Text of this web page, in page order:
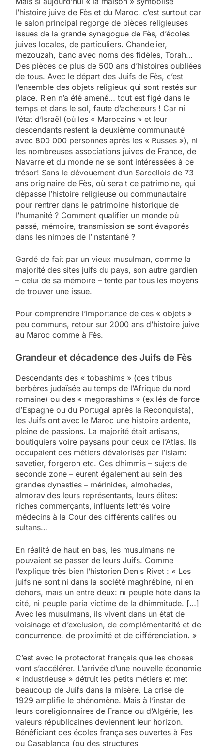
l’histoire juive de Fès et du Maroc, c’est surtout car
le salon principal regorge de pièces religieuses
issues de la grande synagogue de Fès, d’écoles
juives locales, de particuliers. Chandelier,
mezouzah, banc avec noms des fidèles, Torah…
Des pièces de plus de 500 ans d’histoires oubliées
de tous. Avec le départ des Juifs de Fès, c’est
l’ensemble des objets religieux qui sont restés sur
place. Rien n’a été amené… tout est figé dans le
temps et dans le sol, faute d’acheteurs ! Car ni
l’état d’Israël (où les « Marocains » et leur
descendants restent la deuxième communauté
avec 800 000 personnes après les « Russes »), ni
les nombreuses associations juives de France, de
Navarre et du monde ne se sont intéressées à ce
trésor! Sans le dévouement d’un Sarcellois de 73
ans originaire de Fès, où serait ce patrimoine, qui
dépasse l’histoire religieuse ou communautaire
pour rentrer dans le patrimoine historique de
l’humanité ? Comment qualifier un monde où
passé, mémoire, transmission se sont évaporés
dans les nimbes de l’instantané ?
Gardé de fait par un vieux musulman, comme la
majorité des sites juifs du pays, son autre gardien
– celui de sa mémoire – tente par tous les moyens
de trouver une issue.
Pour comprendre l’importance de ces « objets »
peu communs, retour sur 2000 ans d’histoire juive
au Maroc comme à Fès.
Grandeur et décadence des Juifs de Fès
Descendants des « tobashims » (ces tribus
berbères judaïsée au temps de l’Afrique du nord
romaine) ou des « megorashims » (exilés de force
d’Espagne ou du Portugal après la Reconquista),
les Juifs ont avec le Maroc une histoire ardente,
pleine de passions. La majorité était artisans,
boutiquiers voire paysans pour ceux de l’Atlas. Ils
occupaient des métiers dévalorisés par l’islam:
savetier, forgeron etc. Ces dhimmis – sujets de
seconde zone – eurent également au sein des
grandes dynasties – mérinides, almohades,
almoravides leurs représentants, leurs élites:
riches commerçants, influents lettrés voire
médecins à la Cour des différents califes ou
sultans…
En réalité de haut en bas, les musulmans ne
pouvaient se passer de leurs Juifs. Comme
l’explique très bien l’historien Denis Rivet : « Les
juifs ne sont ni dans la société maghrébine, ni en
dehors, mais un entre deux: ni peuple hôte dans la
cité, ni peuple paria victime de la dhimmitude. […]
Avec les musulmans, ils vivent dans un état de
voisinage et d’exclusion, de complémentarité et de
concurrence, de proximité et de différenciation. »
C’est avec le protectorat français que les choses
vont s’accélérer. L’arrivée d’une nouvelle économie
« industrieuse » détruit les petits métiers et met
beaucoup de Juifs dans la misère. La crise de
1929 amplifie le phénomène. Mais à l’instar de
leurs coreligionnaires de France ou d’Algérie, les
valeurs républicaines deviennent leur horizon.
Bénéficiant des écoles françaises ouvertes à Fès
ou Casablanca (ou des structures